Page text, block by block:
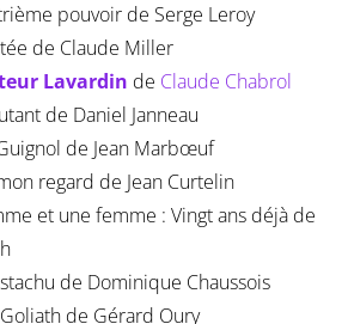
pouvoir de Serge Leroy
de Claude Miller
Lavardin de Claude Chabrol
de Daniel Janneau
de Jean Marbœuf
regard de Jean Curtelin
et une femme : Vingt ans déjà de
de Dominique Chaussois
de Gérard Oury